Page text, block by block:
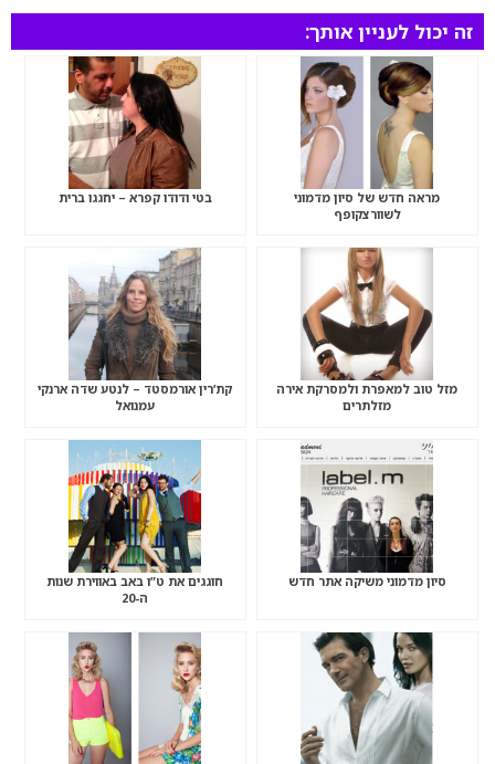
זה יכול לעניין אותך:
מראה חדש של סיון מדמוני
לשוורצקופף
בטי ודודו קפרא – יחגגו ברית
מזל טוב למאפרת ולמסרקת אירה
מזלתרים
קת’רין אורמסטד – לנטע שדה ארנקי
עמנואל
סיון מדמוני משיקה אתר חדש
חוגגים את ט”ו באב באווירת שנות
ה-20